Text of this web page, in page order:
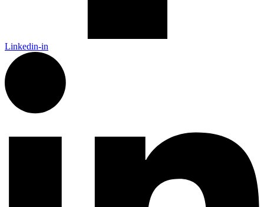
Linkedin-in